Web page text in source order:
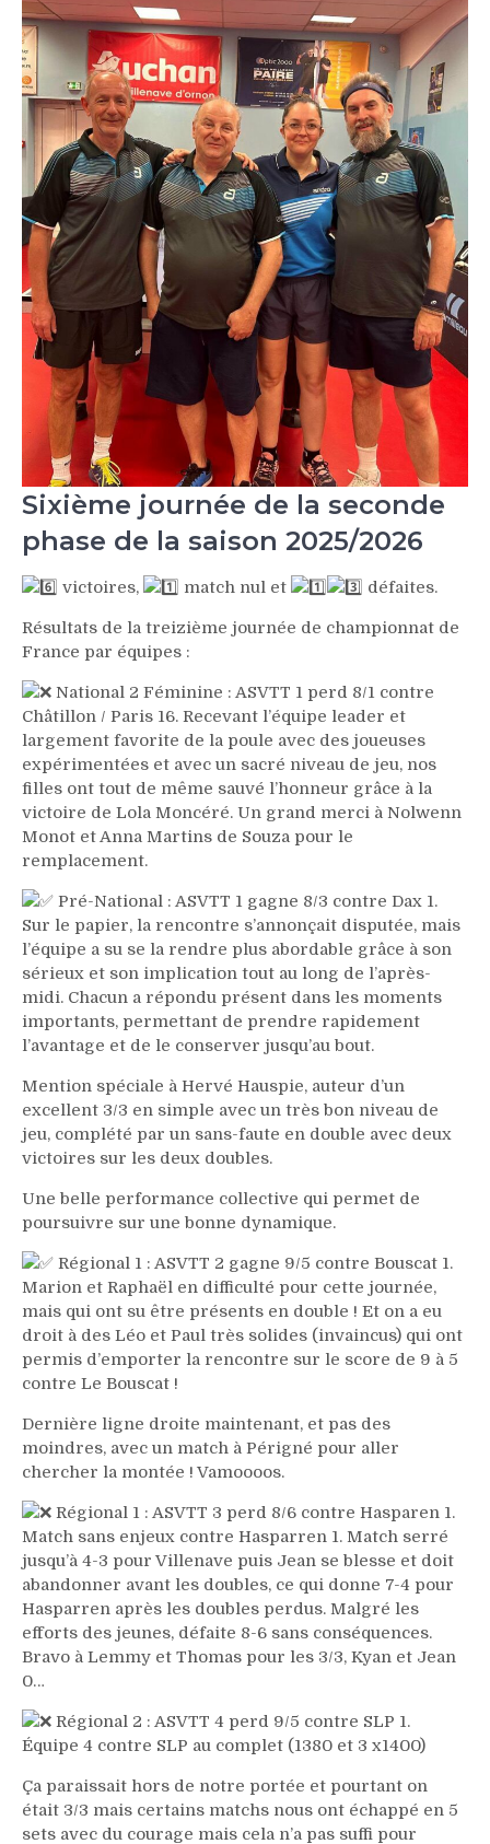
Sixième journée de la seconde
phase de la saison 2025/2026
victoires, match nul et défaites.
Résultats de la treizième journée de championnat de
France par équipes :
National 2 Féminine : ASVTT 1 perd 8/1 contre
Châtillon / Paris 16. Recevant l’équipe leader et
largement favorite de la poule avec des joueuses
expérimentées et avec un sacré niveau de jeu, nos
filles ont tout de même sauvé l’honneur grâce à la
victoire de Lola Moncéré. Un grand merci à Nolwenn
Monot et Anna Martins de Souza pour le
remplacement.
Pré-National : ASVTT 1 gagne 8/3 contre Dax 1.
Sur le papier, la rencontre s’annonçait disputée, mais
l’équipe a su se la rendre plus abordable grâce à son
sérieux et son implication tout au long de l’après-
midi. Chacun a répondu présent dans les moments
importants, permettant de prendre rapidement
l’avantage et de le conserver jusqu’au bout.
Mention spéciale à Hervé Hauspie, auteur d’un
excellent 3/3 en simple avec un très bon niveau de
jeu, complété par un sans-faute en double avec deux
victoires sur les deux doubles.
Une belle performance collective qui permet de
poursuivre sur une bonne dynamique.
Régional 1 : ASVTT 2 gagne 9/5 contre Bouscat 1.
Marion et Raphaël en difficulté pour cette journée,
mais qui ont su être présents en double ! Et on a eu
droit à des Léo et Paul très solides (invaincus) qui ont
permis d’emporter la rencontre sur le score de 9 à 5
contre Le Bouscat !
Dernière ligne droite maintenant, et pas des
moindres, avec un match à Périgné pour aller
chercher la montée ! Vamoooos.
Régional 1 : ASVTT 3 perd 8/6 contre Hasparen 1.
Match sans enjeux contre Hasparren 1. Match serré
jusqu’à 4-3 pour Villenave puis Jean se blesse et doit
abandonner avant les doubles, ce qui donne 7-4 pour
Hasparren après les doubles perdus. Malgré les
efforts des jeunes, défaite 8-6 sans conséquences.
Bravo à Lemmy et Thomas pour les 3/3, Kyan et Jean
0…
Régional 2 : ASVTT 4 perd 9/5 contre SLP 1.
Équipe 4 contre SLP au complet (1380 et 3 x1400)
Ça paraissait hors de notre portée et pourtant on
était 3/3 mais certains matchs nous ont échappé en 5
sets avec du courage mais cela n’a pas suffi pour